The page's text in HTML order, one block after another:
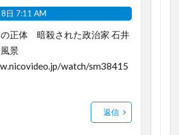
日 7:11 AM
の正体 暗殺された政治家 石井
景
watch/sm38415
返信